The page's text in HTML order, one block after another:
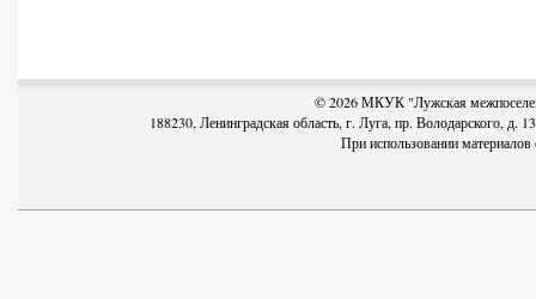
© 2026 МКУК "Лужская
188230, Ленинградская область, г. Луга, пр. Володарского,
При использовании материалов